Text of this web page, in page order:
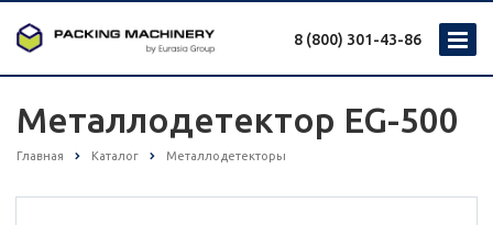
8 (800) 301-43-86
Металлодетектор EG-500
Главная Каталог Металлодетекторы